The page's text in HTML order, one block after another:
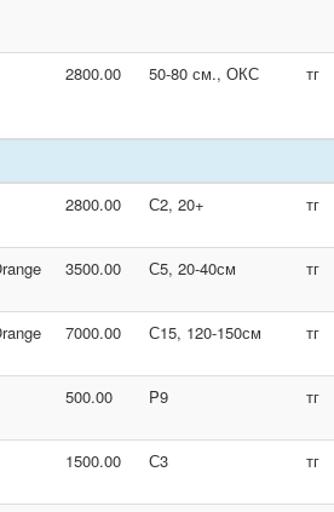
2800.00 50-80 см., ОКС тг
2800.00 С2, 20+ тг
3500.00 С5, 20-40см тг
7000.00 С15, 120-150см тг
500.00 P9 тг
1500.00 С3 тг